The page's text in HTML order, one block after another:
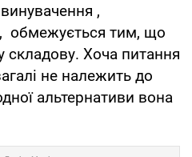
,
обмежується тим, що
складову. Хоча питання
не належить до
альтернативи вона